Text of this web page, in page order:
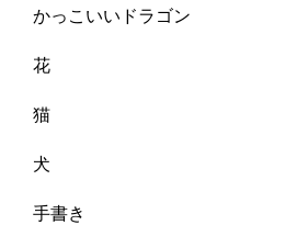
かっこいいドラゴン
花
猫
犬
手書き